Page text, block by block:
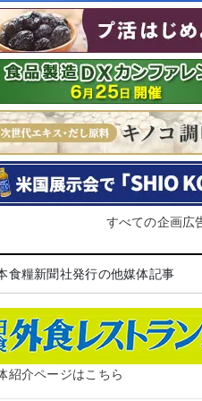
すべての企画広
食糧新聞社発行の他媒体記事
紹介ページはこちら